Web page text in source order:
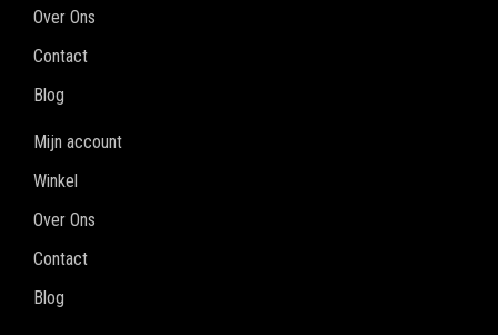
Over Ons
Contact
Blog
Mijn account
Winkel
Over Ons
Contact
Blog